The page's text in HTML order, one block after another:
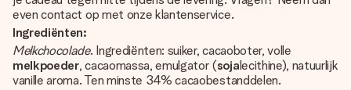
even contact op met onze klantenservice.
Ingrediënten:
Melkchocolade. Ingrediënten: suiker, cacaoboter, volle
melkpoeder, cacaomassa, emulgator (sojalecithine), natuurlijk
vanille aroma. Ten minste 34% cacaobestanddelen.